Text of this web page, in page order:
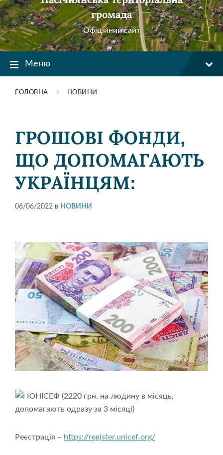
громада
Офіційний сайт
Меню
ГОЛОВНА НОВИНИ
ГРОШОВІ ФОНДИ,
ЩО ДОПОМАГАЮТЬ
УКРАЇНЦЯМ:
06/06/2022 в НОВИНИ
ЮНІСЕФ (2220 грн. на людину в місяць,
допомагають одразу за 3 місяці)
Реєстрація – https://register.unicef.org/